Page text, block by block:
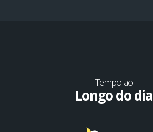
Tempo ao
Longo do dia